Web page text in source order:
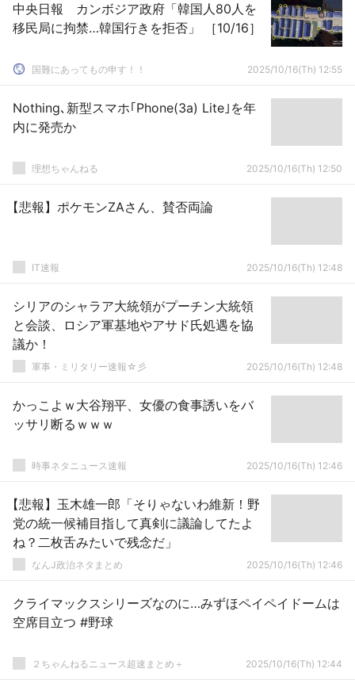
中央日報 カンボジア政府「韓国人80人を
移民局に拘禁…韓国行きを拒否」 ［10/16］
国難にあってもの申す！！ 2025/10/16(Th) 12:55
Nothing､新型スマホ｢Phone(3a) Lite｣を年
内に発売か
理想ちゃんねる 2025/10/16(Th) 12:50
【悲報】ポケモンZAさん、賛否両論
IT速報 2025/10/16(Th) 12:48
シリアのシャラア大統領がプーチン大統領
と会談、ロシア軍基地やアサド氏処遇を協
議か！
軍事・ミリタリー速報☆彡 2025/10/16(Th) 12:48
かっこよｗ大谷翔平、女優の食事誘いをバ
ッサリ断るｗｗｗ
時事ネタニュース速報 2025/10/16(Th) 12:46
【悲報】玉木雄一郎「そりゃないわ維新！野
党の統一候補目指して真剣に議論してたよ
ね？二枚舌みたいで残念だ」
なんJ政治ネタまとめ 2025/10/16(Th) 12:46
クライマックスシリーズなのに…みずほペイペイドームは
空席目立つ #野球
２ちゃんねるニュース超速まとめ＋ 2025/10/16(Th) 12:44